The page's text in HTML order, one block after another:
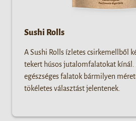
Sushi Rolls
A Sushi Rolls ízletes csirkemellből
tekert húsos jutalomfalatokat kínál.
egészséges falatok bármilyen
tökéletes választást jelentenek.